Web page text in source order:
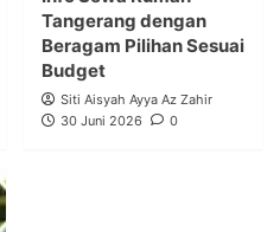
Tangerang dengan
Beragam Pilihan Sesuai
Budget
Siti Aisyah Ayya Az Zahir
30 Juni 2026
0